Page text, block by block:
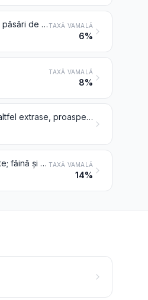
Carne și organe comestibile, proaspete, refrigerate sau congelate, de păsări de la poziția 0105 TAXĂ VAMALĂ
6%
TAXĂ VAMALĂ
8%
Slănină fără părți slabe, grăsime de porc și de pasăre, netopite și nici altfel extrase, proaspete, refrigerate, congelate, sărate sau în saramură, uscate sau afumate
Carne și organe comestibile, sărate sau în saramură, uscate sau afumate; făină și pudră, comestibile, de carne sau de organe TAXĂ VAMALĂ
14%